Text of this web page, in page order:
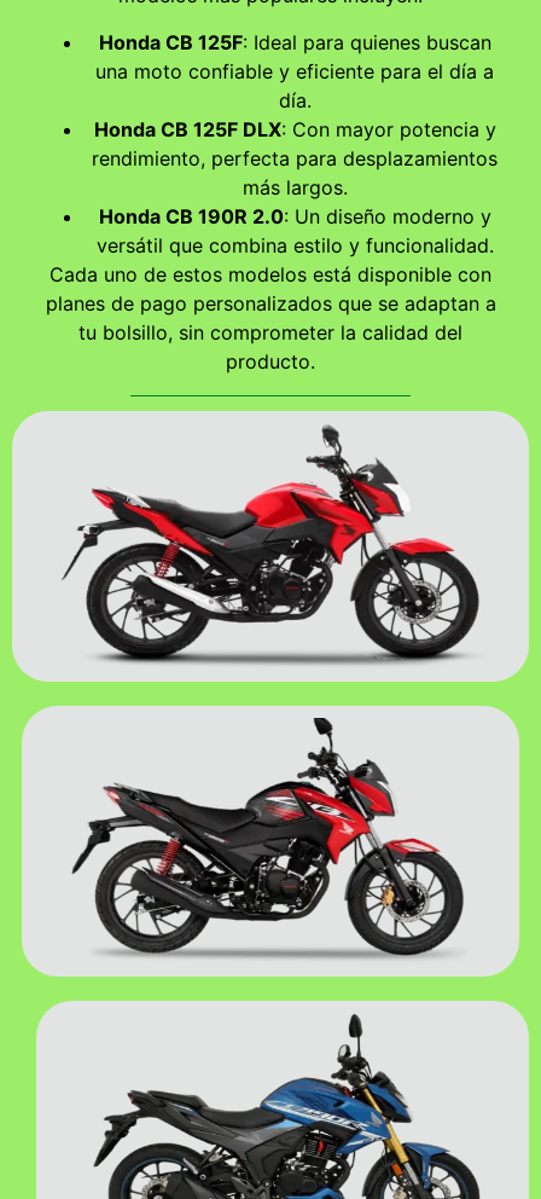
Honda CB 125F: Ideal para quienes buscan
una moto confiable y eficiente para el día a
día.
Honda CB 125F DLX: Con mayor potencia y
rendimiento, perfecta para desplazamientos
más largos.
Honda CB 190R 2.0: Un diseño moderno y
versátil que combina estilo y funcionalidad.
Cada uno de estos modelos está disponible con
planes de pago personalizados que se adaptan a
tu bolsillo, sin comprometer la calidad del
producto.